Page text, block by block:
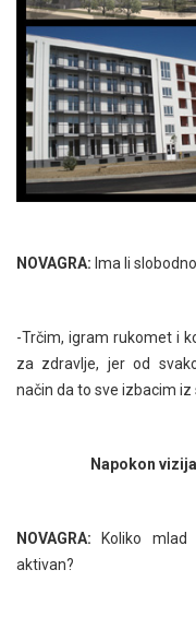
NOVAGRA: Ima li
-Trčim, igram rukomet i
za zdravlje, jer od
način da to sve izbacim iz
Napokon
NOVAGRA: Koliko mlad
aktivan?